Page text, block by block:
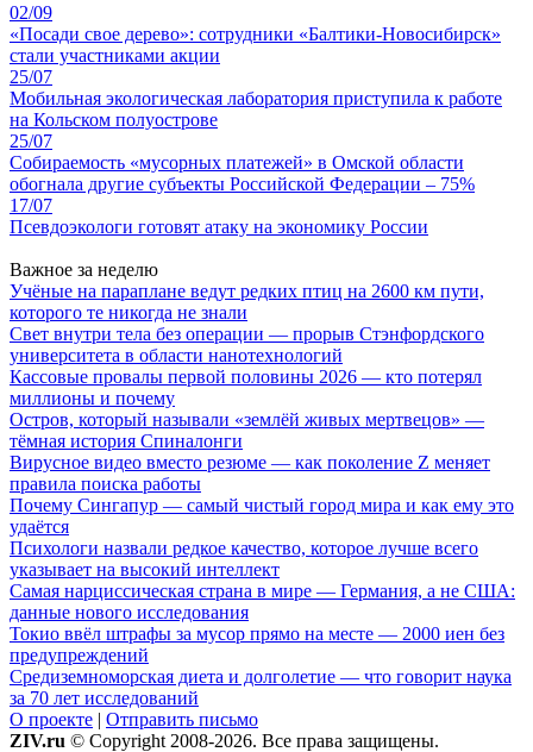
02/09
«Посади свое дерево»: сотрудники «Балтики-Новосибирск»
стали участниками акции
25/07
Мобильная экологическая лаборатория приступила к работе
на Кольском полуострове
25/07
Собираемость «мусорных платежей» в Омской области
обогнала другие субъекты Российской Федерации – 75%
17/07
Псевдоэкологи готовят атаку на экономику России
Важное за неделю
Учёные на параплане ведут редких птиц на 2600 км пути,
которого те никогда не знали
Свет внутри тела без операции — прорыв Стэнфордского
университета в области нанотехнологий
Кассовые провалы первой половины 2026 — кто потерял
миллионы и почему
Остров, который называли «землёй живых мертвецов» —
тёмная история Спиналонги
Вирусное видео вместо резюме — как поколение Z меняет
правила поиска работы
Почему Сингапур — самый чистый город мира и как ему это
удаётся
Психологи назвали редкое качество, которое лучше всего
указывает на высокий интеллект
Самая нарциссическая страна в мире — Германия, а не США:
данные нового исследования
Токио ввёл штрафы за мусор прямо на месте — 2000 иен без
предупреждений
Средиземноморская диета и долголетие — что говорит наука
за 70 лет исследований
О проекте | Отправить письмо
ZIV.ru © Copyright 2008-2026. Все права защищены.